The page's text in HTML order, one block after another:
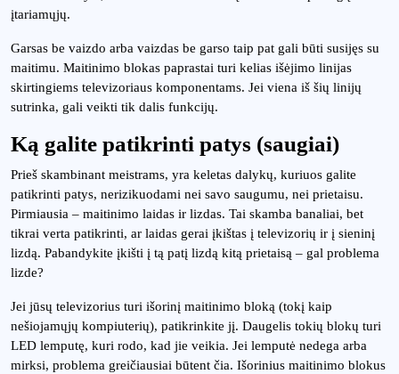
įtariamųjų.
Garsas be vaizdo arba vaizdas be garso taip pat gali būti susijęs su
maitimu. Maitinimo blokas paprastai turi kelias išėjimo linijas
skirtingiems televizoriaus komponentams. Jei viena iš šių linijų
sutrinka, gali veikti tik dalis funkcijų.
Ką galite patikrinti patys (saugiai)
Prieš skambinant meistrams, yra keletas dalykų, kuriuos galite
patikrinti patys, nerizikuodami nei savo saugumu, nei prietaisu.
Pirmiausia – maitinimo laidas ir lizdas. Tai skamba banaliai, bet
tikrai verta patikrinti, ar laidas gerai įkištas į televizorių ir į sieninį
lizdą. Pabandykite įkišti į tą patį lizdą kitą prietaisą – gal problema
lizde?
Jei jūsų televizorius turi išorinį maitinimo bloką (tokį kaip
nešiojamųjų kompiuterių), patikrinkite jį. Daugelis tokių blokų turi
LED lemputę, kuri rodo, kad jie veikia. Jei lemputė nedega arba
mirksi, problema greičiausiai būtent čia. Išorinius maitinimo blokus